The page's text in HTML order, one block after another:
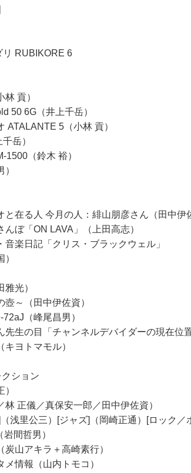
リ RUBIKORE 6
貢）
50 6G（井上千岳）
5（小林 貢）
岳）
（鈴木 裕）
在る人 今月の人：緋山朋彦さん（田中伊
ぼ「ON LAVA」（上田高志）
音楽日記「クリス・ブラックウェル」
光）
～（田中伊佐資）
（峰尾昌男）
生の目「チャンネルデバイダーの現在位
ヨトマモル）
ション
正儀／真保安一郎／田中伊佐資）
浅里公三）[ジャズ]（岡崎正通）[ロック
間哲男）
山アキラ＋高崎素行）
情報（山内トモコ）